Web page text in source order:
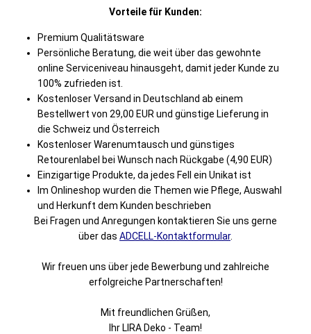
Vorteile für Kunden:
Premium Qualitätsware
Persönliche Beratung, die weit über das gewohnte
online Serviceniveau hinausgeht, damit jeder Kunde zu
100% zufrieden ist.
Kostenloser Versand in Deutschland ab einem
Bestellwert von 29,00 EUR und günstige Lieferung in
die Schweiz und Österreich
Kostenloser Warenumtausch und günstiges
Retourenlabel bei Wunsch nach Rückgabe (4,90 EUR)
Einzigartige Produkte, da jedes Fell ein Unikat ist
Im Onlineshop wurden die Themen wie Pflege, Auswahl
und Herkunft dem Kunden beschrieben
Bei Fragen und Anregungen kontaktieren Sie uns gerne
über das ADCELL-Kontaktformular.
Wir freuen uns über jede Bewerbung und zahlreiche
erfolgreiche Partnerschaften!
Mit freundlichen Grüßen,
Ihr LIRA Deko - Team!